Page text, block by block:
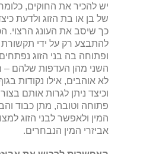
יש להכיר את החוקים,
של בן או בת הזוג ולדעת
כך שיסב את העונג הרצוי.
להתבצע רק על ידי תקשורת
ופתוחה בה בני הזוג
השני מהן העדפות שלהם
לא אוהבים, אילו נקודות
וכיצד ניתן לגרות אותם
פתוחה וטובה, מתן כבוד
המין ולאפשר לבני הזוג
אביזרי המין הנבחרים.